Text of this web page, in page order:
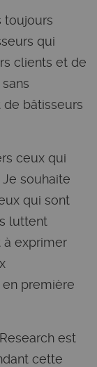
toujours
qui
clients et de
bâtisseurs
ceux qui
souhaite
qui sont
luttent
à exprimer
première
est
cette